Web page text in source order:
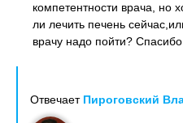
компетентности врача, но
ли лечить печень
врачу надо пойти? Спасибо
Отвечает Пироговский